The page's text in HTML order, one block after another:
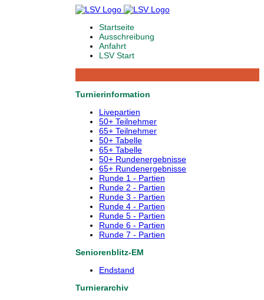
Startseite
Ausschreibung
Anfahrt
LSV Start
Turnierinformation
Livepartien
50+ Teilnehmer
65+ Teilnehmer
50+ Tabelle
65+ Tabelle
50+ Rundenergebnisse
65+ Rundenergebnisse
Runde 1 - Partien
Runde 2 - Partien
Runde 3 - Partien
Runde 4 - Partien
Runde 5 - Partien
Runde 6 - Partien
Runde 7 - Partien
Seniorenblitz-EM
Endstand
Turnierarchiv